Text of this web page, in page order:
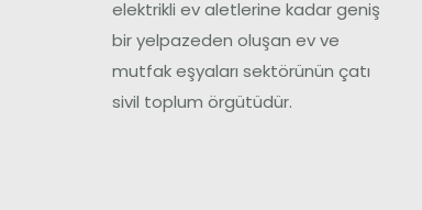
elektrikli ev aletlerine kadar geniş
bir yelpazeden oluşan ev ve
mutfak eşyaları sektörünün çatı
sivil toplum örgütüdür.